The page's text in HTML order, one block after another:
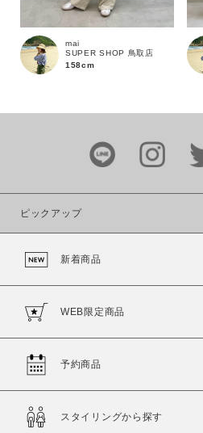
mai
SUPER SHOP 鳥取店
158cm
ピックアップ
新着商品
WEB限定商品
予約商品
スタイリングから探す